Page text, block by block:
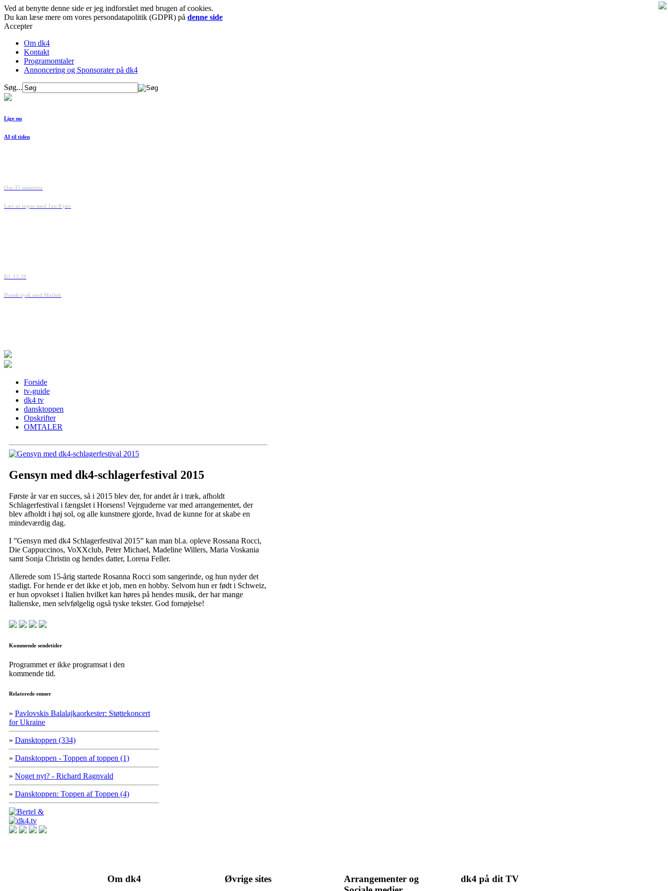
Ved at benytte denne side er jeg indforstået med brugen af cookies.
Du kan læse mere om vores persondatapolitik (GDPR) på denne side
Accepter
Om dk4
Kontakt
Programomtaler
Annoncering og Sponsorater på dk4
Søg...
Lige nu
AI til tiden
Om 35 minutter
Lær at tegne med Jan Kjær
Kl. 13.20
Dansk-tysk med Matlok
Forside
tv-guide
dk4 tv
dansktoppen
Opskrifter
OMTALER
Gensyn med dk4-schlagerfestival 2015
Første år var en succes, så i 2015 blev der, for andet år i træk, afholdt
Schlagerfestival i fængslet i Horsens! Vejrguderne var med arrangementet, der
blev afholdt i høj sol, og alle kunstnere gjorde, hvad de kunne for at skabe en
mindeværdig dag.
I ”Gensyn med dk4 Schlagerfestival 2015” kan man bl.a. opleve Rossana Rocci,
Die Cappuccinos, VoXXclub, Peter Michael, Madeline Willers, Maria Voskania
samt Sonja Christin og hendes datter, Lorena Feller.
Allerede som 15-årig startede Rosanna Rocci som sangerinde, og hun nyder det
stadigt. For hende er det ikke et job, men en hobby. Selvom hun er født i Schweiz,
er hun opvokset i Italien hvilket kan høres på hendes musik, der har mange
Italienske, men selvfølgelig også tyske tekster. God fornøjelse!
Kommende sendetider
Programmet er ikke programsat i den
kommende tid.
Relaterede emner
» Pavlovskis Balalajkaorkester: Støttekoncert
for Ukraine
» Dansktoppen (334)
» Dansktoppen - Toppen af toppen (1)
» Noget nyt? - Richard Ragnvald
» Dansktoppen: Toppen af Toppen (4)
Om dk4 Øvrige sites
Arrangementer og
dk4 på dit TV